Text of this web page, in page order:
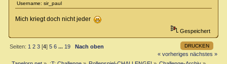
Username: sir_paul
Mich kriegt doch nicht jeder
Gespeichert
DRUCKEN
Seiten: 1 2 3 [4]5 6 ... 19
Nach oben
« vorheriges nächstes »